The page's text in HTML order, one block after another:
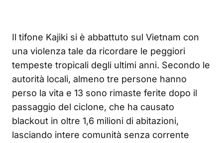
Il tifone Kajiki si è abbattuto sul Vietnam con
una violenza tale da ricordare le peggiori
tempeste tropicali degli ultimi anni. Secondo le
autorità locali, almeno tre persone hanno
perso la vita e 13 sono rimaste ferite dopo il
passaggio del ciclone, che ha causato
blackout in oltre 1,6 milioni di abitazioni,
lasciando intere comunità senza corrente